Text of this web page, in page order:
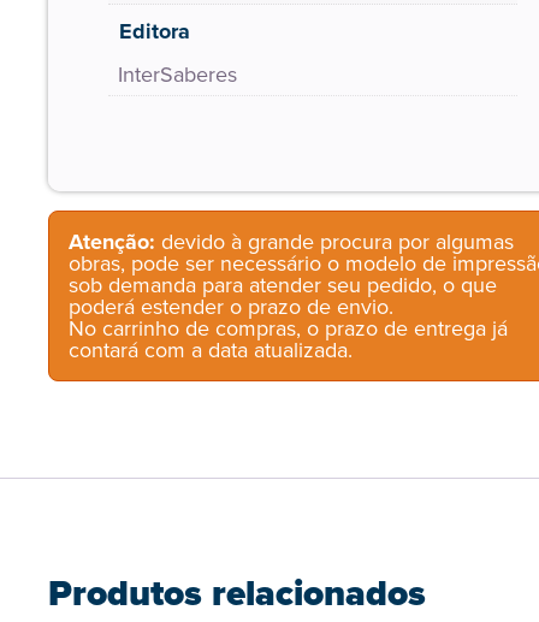
Editora
InterSaberes
Atenção: devido à grande procura por algumas
obras, pode ser necessário o modelo de
sob demanda para atender seu pedido, o que
poderá estender o prazo de envio.
No carrinho de compras, o prazo de entrega já
contará com a data atualizada.
Produtos relacionados